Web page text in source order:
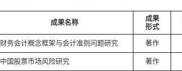
成果名称
成果
形式
财务会计概念框架与会计准则问题研究 著作
中国股票市场风险研究 著作